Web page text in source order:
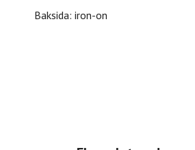
Baksida: iron-on